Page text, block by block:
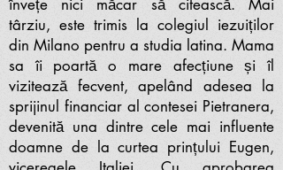
învețe nici măcar să citească. Mai
târziu, este trimis la colegiul iezuiților
din Milano pentru a studia latina. Mama
sa îi poartă o mare afecțiune și îl
vizitează fecvent, apelând adesea la
sprijinul financiar al contesei Pietranera,
devenită una dintre cele mai influente
doamne de la curtea prințului Eugen,